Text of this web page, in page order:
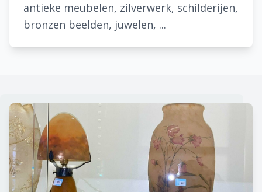
antieke meubelen, zilverwerk, schilderijen,
bronzen beelden, juwelen, ...